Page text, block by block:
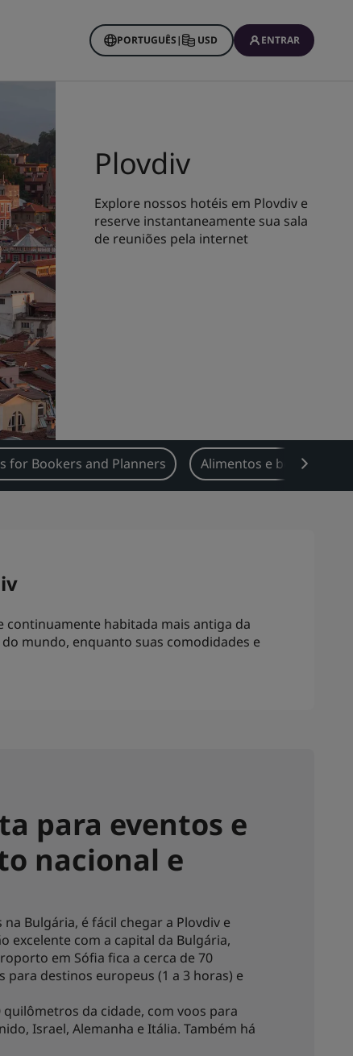
PORTUGUÊS| USD ENTRAR
Plovdiv
Explore nossos hotéis em Plovdiv e
reserve instantaneamente sua sala
de reuniões pela internet
for Bookers and Planners Alimentos e bebidas
continuamente habitada mais antiga da
mundo, enquanto suas comodidades e
para eventos e
nacional e
Bulgária, é fácil chegar a Plovdiv e
excelente com a capital da Bulgária,
em Sófia fica a cerca de 70
destinos europeus (1 a 3 horas) e
da cidade, com voos para
Israel, Alemanha e Itália. Também há